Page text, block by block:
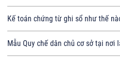
Kế toán chứng từ ghi sổ như thế
Mẫu Quy chế dân chủ cơ sở tại nơi